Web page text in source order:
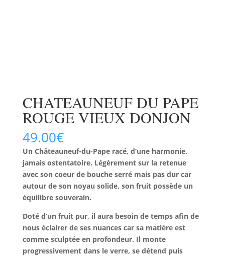
CHATEAUNEUF DU PAPE
ROUGE VIEUX DONJON
49.00€
Un Châteauneuf-du-Pape racé, d’une harmonie,
jamais ostentatoire. Légèrement sur la retenue
avec son coeur de bouche serré mais pas dur car
autour de son noyau solide, son fruit possède un
équilibre souverain.
Doté d’un fruit pur, il aura besoin de temps afin de
nous éclairer de ses nuances car sa matière est
comme sculptée en profondeur. Il monte
progressivement dans le verre, se détend puis